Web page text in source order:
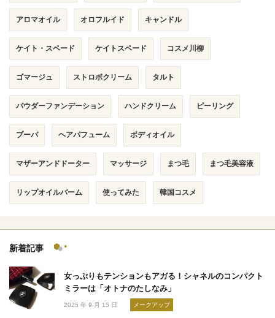
アロマオイル オロフルイド キャンドル
ケイト・スペード ケイトスペード コスメ川柳
ゴマージュ ストロボクリーム タルト
パウダーファンデーション ハンドクリーム ピーリング
プーパ ヘアパフューム ボディオイル
マザーアンドドーター マッサージ まつ毛 まつ毛美容液
リップオイルバーム 使ってみた 韓国コスメ
新着記事
女っぷりもテンションもアガる！シャネルのコンパクト
ミラーは「オトナのたしなみ」
2025 年 9 月 15 日 メークアップ